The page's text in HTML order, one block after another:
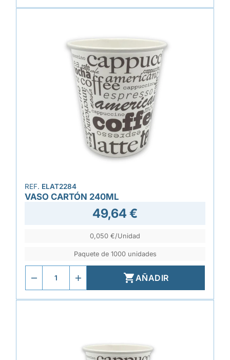
REF. ELAT2284
VASO CARTÓN 240ML
49,64 €
0,050 €/Unidad
Paquete de 1000 unidades
AÑADIR